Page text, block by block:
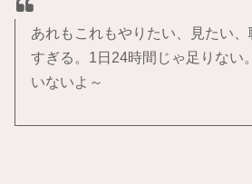
あれもこれもやりたい、見たい
すぎる。1日24時間じゃ足りない
いないよ～